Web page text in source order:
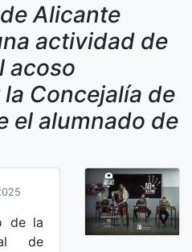
Alicante
actividad de
acoso
Concejalía de
el alumnado de
de la
de